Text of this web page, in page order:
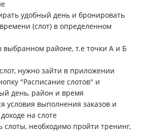
удобный день и бронировать
(слот) в определенном
выбранном районе, т.е точки А и Б
нужно зайти в приложении
"Расписание слотов" и
день, район и время
условия выполнения заказов и
на слоте
слоты, необходимо пройти тренинг,